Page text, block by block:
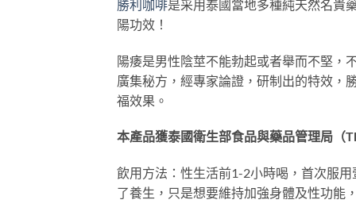
勝利咖啡是采用泰國當地多種純天然名貴
陽功效！
陽痿是男性陰莖不能勃起或者舉而不堅，
廣集秘方，經專家論證，研制出的特效，
福效果。
本產品獲泰國衛生部食品與藥品管理局（
飲用方法：性生活前1-2小時喝，首次服
了養生，只是想要維持加強身體及性功能